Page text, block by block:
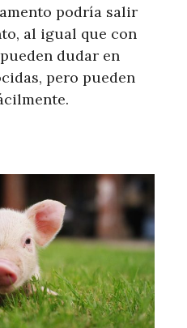
podría salir
al igual que con
dudar en
pero pueden